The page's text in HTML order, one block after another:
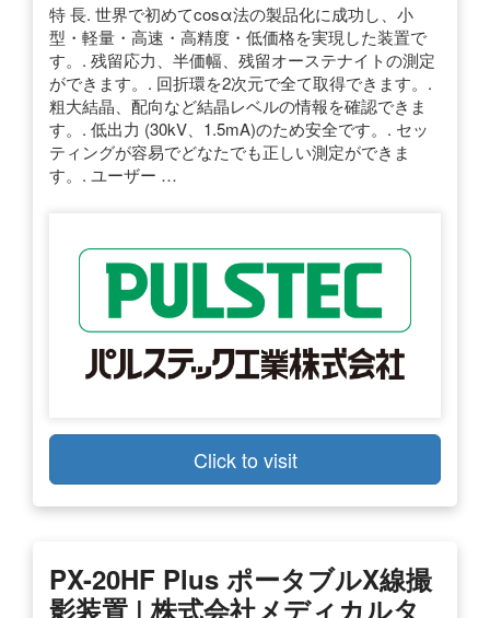
特 長. 世界で初めてcosα法の製品化に成功し、小
型・軽量・高速・高精度・低価格を実現した装置で
す。. 残留応力、半価幅、残留オーステナイトの測定
ができます。. 回折環を2次元で全て取得できます。.
粗大結晶、配向など結晶レベルの情報を確認できま
す。. 低出力 (30kV、1.5mA)のため安全です。. セッ
ティングが容易でどなたでも正しい測定ができま
す。. ユーザー …
Click to visit
PX-20HF Plus ポータブルX線撮
影装置 | 株式会社メディカルタ